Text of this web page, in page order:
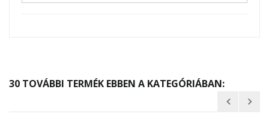
30 TOVÁBBI TERMÉK EBBEN A KATEGÓRIÁBAN: